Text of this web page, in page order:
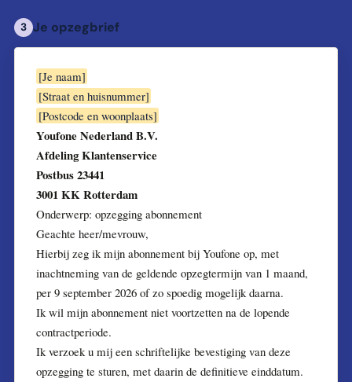
3 Je opzegbrief
[Je naam]
[Straat en huisnummer]
[Postcode en woonplaats]
Youfone Nederland B.V.
Afdeling Klantenservice
Postbus 23441
3001 KK Rotterdam
Onderwerp: opzegging abonnement
Geachte heer/mevrouw,
Hierbij zeg ik mijn abonnement bij Youfone op, met
inachtneming van de geldende opzegtermijn van 1 maand,
per 9 september 2026 of zo spoedig mogelijk daarna.
Ik wil mijn abonnement niet voortzetten na de lopende
contractperiode.
Ik verzoek u mij een schriftelijke bevestiging van deze
opzegging te sturen, met daarin de definitieve einddatum.